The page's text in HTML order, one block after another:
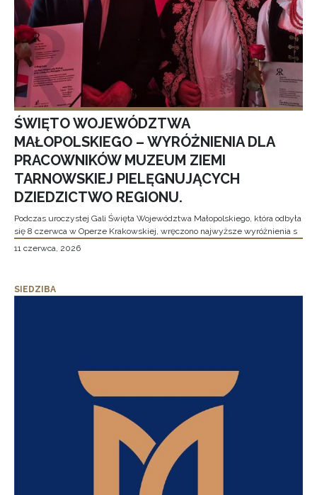
ŚWIĘTO WOJEWÓDZTWA
MAŁOPOLSKIEGO – WYRÓŻNIENIA DLA
PRACOWNIKÓW MUZEUM ZIEMI
TARNOWSKIEJ PIELĘGNUJĄCYCH
DZIEDZICTWO REGIONU.
Podczas uroczystej Gali Święta Województwa Małopolskiego, która odbyła
się 8 czerwca w Operze Krakowskiej, wręczono najwyższe wyróżnienia s
11 czerwca, 2026
SIEDZIBA